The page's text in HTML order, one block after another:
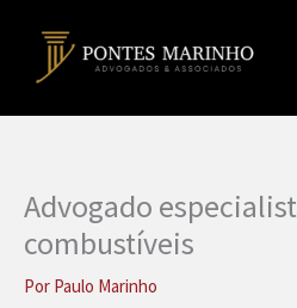
Advogado
combustíveis
Por Paulo Marinho